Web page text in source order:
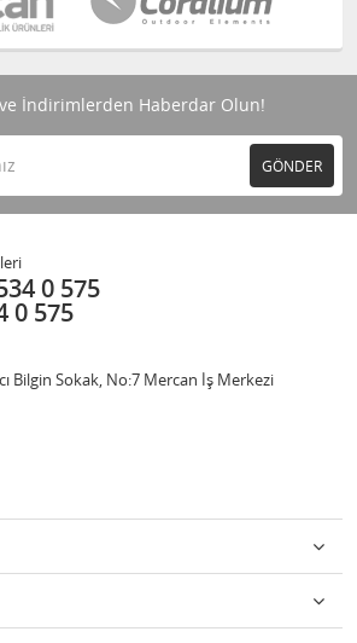
İndirimlerden Haberdar Olun!
GÖNDER
0 575
0 575
Bilgin Sokak, No:7 Mercan İş Merkezi